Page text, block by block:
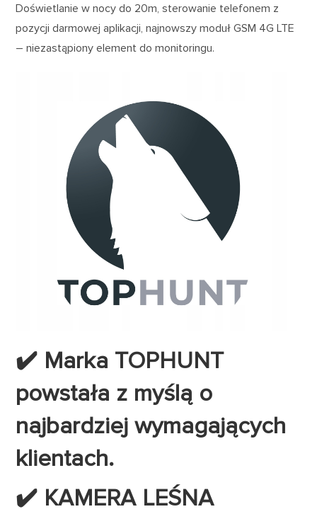
Doświetlanie w nocy do 20m, sterowanie telefonem z
pozycji darmowej aplikacji, najnowszy moduł GSM 4G LTE
– niezastąpiony element do monitoringu.
✔️ Marka TOPHUNT
powstała z myślą o
najbardziej wymagających
klientach.
✔️ KAMERA LEŚNA